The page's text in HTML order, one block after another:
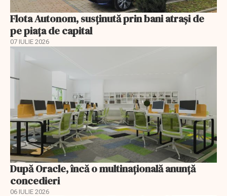
Flota Autonom, susținută prin bani atrași de
pe piața de capital
07 IULIE 2026
După Oracle, încă o multinaţională anunţă
concedieri
06 IULIE 2026